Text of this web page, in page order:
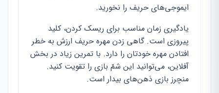
ایموجی‌های حریف را نخورید.
یادگیری زمان مناسب برای ریسک کردن، کلید
پیروزی است. گاهی زدن مهره حریف ارزش به خطر
افتادن مهره خودتان را دارد. با تمرین زیاد در بخش
آفلاین، می‌توانید این شمّ بازی را تقویت کنید.
منچرز بازی ذهن‌های بیدار است.